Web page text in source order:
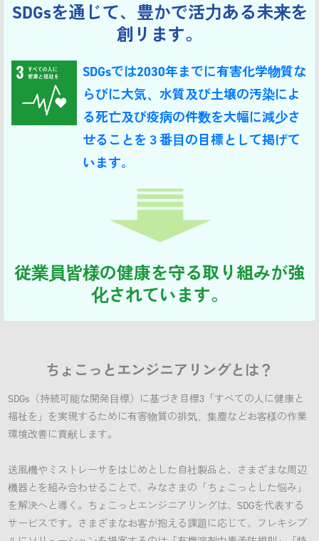
SDGsを通じて、豊かで活力ある未来を
創リます。
SDGsでは2030年までに有害化学物質な
らびに大気、水質及び土壌の汚染によ
る死亡及び疫病の件数を大幅に減少さ
せることを３番目の目標として掲げて
います。
従業員皆様の健康を守る取り組みが強
化されています。
ちょこっとエンジニアリングとは？
SDGs（持続可能な開発目標）に基づき目標3「すべての人に健康と
福祉を」を実現するために有害物質の排気、集塵などお客様の作業
環境改善に貢献します。
送風機やミストレーサをはじめとした自社製品と、さまざまな周辺
機器とを組み合わせることで、みなさまの「ちょこっとした悩み」
を解決へと導く。ちょこっとエンジニアリングは、SDGを代表する
サービスです。さまざまなお客が抱える課題に応じて、フレキシブ